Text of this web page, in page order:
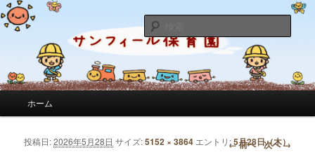
サンフィール保育園のブログ
サンフィール保育園のせんせいのブログです。園の日常を綴っています。
索
メインコンテンツへ移動
サブコンテンツへ移動
ホーム
画像ナビゲーション ← 前へ 次へ →
投稿日:2026年5月28日 サイズ:5152 × 3864 エントリ:5月28日（木）